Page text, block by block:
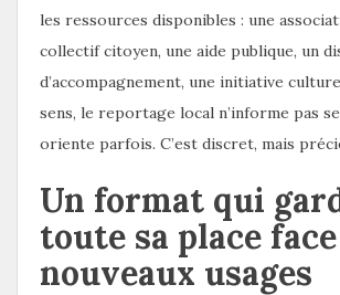
les ressources disponibles : une
collectif citoyen, une aide publique, un
d’accompagnement, une initiative
sens, le reportage local n’informe pas
oriente parfois. C’est discret, mais
Un format qui
toute sa place
nouveaux usages